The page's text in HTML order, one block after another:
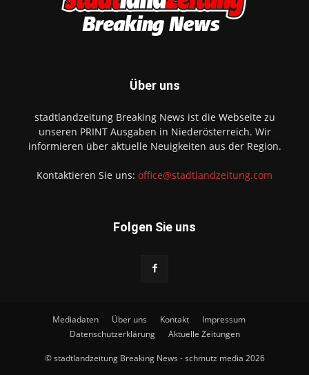
Über uns
stadtlandzeitung Breaking News ist die Webseite zu
unseren PRINT Ausgaben in Niederösterreich. Wir
informieren über aktuelle Neuigkeiten aus der Region.
Kontaktieren Sie uns: office@stadtlandzeitung.com
Folgen Sie uns
Mediadaten Über uns Kontakt
Impressum
Datenschutzerklärung
Aktuelle Zeitungen
© stadtlandzeitung Breaking News - schmutz media 2026